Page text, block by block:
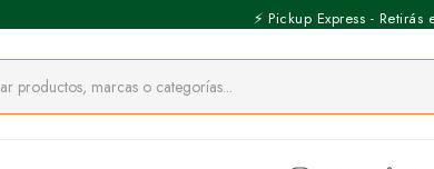
⚡️ Pickup Express -